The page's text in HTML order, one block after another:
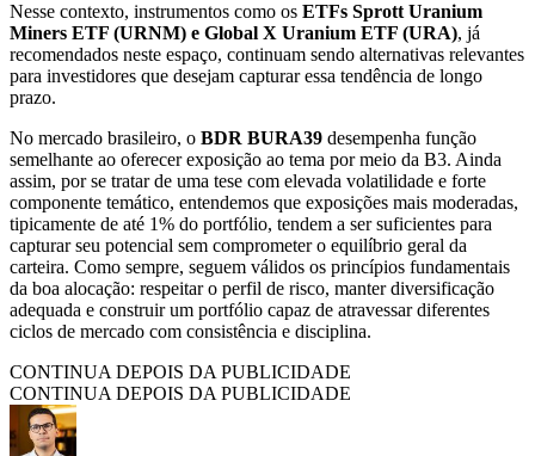
Nesse contexto, instrumentos como os ETFs Sprott Uranium
Miners ETF (URNM) e Global X Uranium ETF (URA), já
recomendados neste espaço, continuam sendo alternativas relevantes
para investidores que desejam capturar essa tendência de longo
prazo.
No mercado brasileiro, o BDR BURA39 desempenha função
semelhante ao oferecer exposição ao tema por meio da B3. Ainda
assim, por se tratar de uma tese com elevada volatilidade e forte
componente temático, entendemos que exposições mais moderadas,
tipicamente de até 1% do portfólio, tendem a ser suficientes para
capturar seu potencial sem comprometer o equilíbrio geral da
carteira. Como sempre, seguem válidos os princípios fundamentais
da boa alocação: respeitar o perfil de risco, manter diversificação
adequada e construir um portfólio capaz de atravessar diferentes
ciclos de mercado com consistência e disciplina.
CONTINUA DEPOIS DA PUBLICIDADE
CONTINUA DEPOIS DA PUBLICIDADE